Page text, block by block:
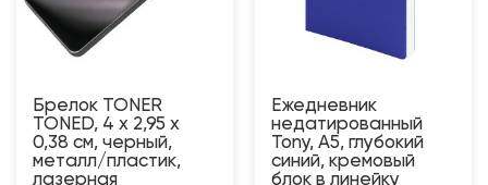
Брелок TONER
TONED, 4 x 2,95 x
0,38 см, черный,
металл/пластик,
лазерная
Ежедневник
недатированный
Tony, А5, глубокий
синий, кремовый
блок в линейку